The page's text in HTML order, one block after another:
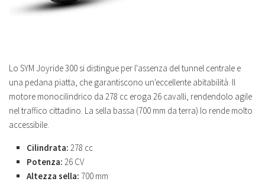
Lo SYM Joyride 300 si distingue per l'assenza del tunnel centrale e
una pedana piatta, che garantiscono un'eccellente abitabilità. Il
motore monocilindrico da 278 cc eroga 26 cavalli, rendendolo agile
nel traffico cittadino. La sella bassa (700 mm da terra) lo rende molto
accessibile.
Cilindrata: 278 cc
Potenza: 26 CV
Altezza sella: 700 mm